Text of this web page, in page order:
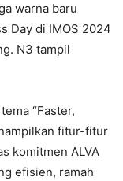
warna baru
Day di IMOS 2024
N3 tampil
“Faster,
fitur-fitur
komitmen ALVA
efisien, ramah